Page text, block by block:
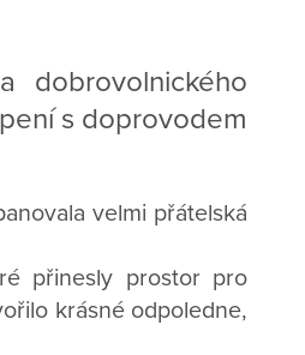
dobrovolnického
s doprovodem
velmi přátelská
přinesly prostor pro
krásné odpoledne,